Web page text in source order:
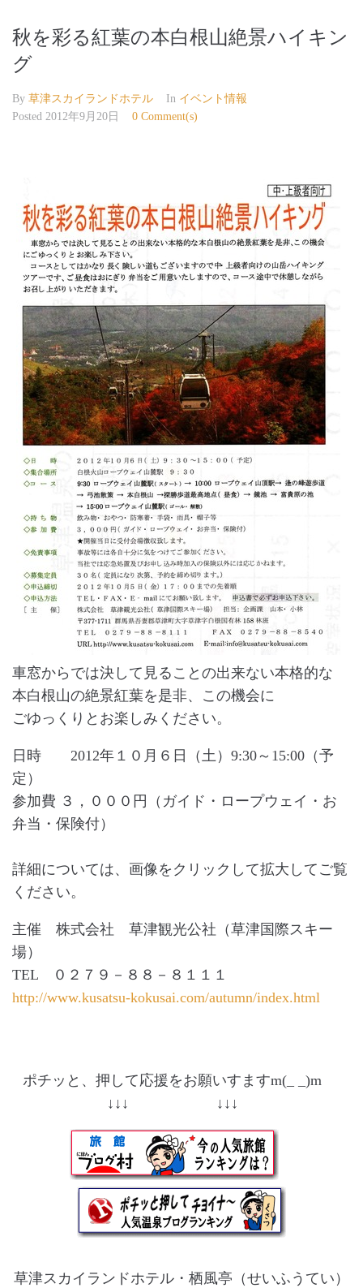
秋を彩る紅葉の本白根山絶景ハイキン
グ
By 草津スカイランドホテル In イベント情報
Posted 2012年9月20日 0 Comment(s)
車窓からでは決して見ることの出来ない本格的な
本白根山の絶景紅葉を是非、この機会に
ごゆっくりとお楽しみください。
日時 2012年１０月６日（土）9:30～15:00（予
定）
参加費 ３，０００円（ガイド・ロープウェイ・お
弁当・保険付）
詳細については、画像をクリックして拡大してご覧
ください。
主催 株式会社 草津観光公社（草津国際スキー
場）
TEL ０２７９－８８－８１１１
http://www.kusatsu-kokusai.com/autumn/index.html
ポチッと、押して応援をお願いすますm(_ _)m
↓↓↓ ↓↓↓
草津スカイランドホテル・栖風亭（せいふうてい）